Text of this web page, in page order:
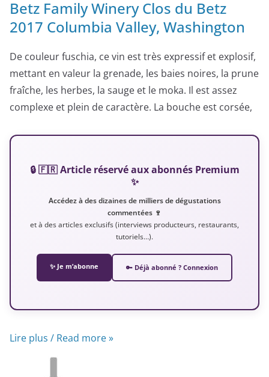
Betz Family Winery Clos du Betz
2017 Columbia Valley, Washington
De couleur fuschia, ce vin est très expressif et explosif,
mettant en valeur la grenade, les baies noires, la prune
fraîche, les herbes, la sauge et le moka. Il est assez
complexe et plein de caractère. La bouche est corsée,
🔒 🇫🇷 Article réservé aux abonnés Premium
✨
Accédez à des dizaines de milliers de dégustations
commentées 🍷
et à des articles exclusifs (interviews producteurs, restaurants,
tutoriels…).
✨ Je m’abonne 🔑 Déjà abonné ? Connexion
Lire plus / Read more »